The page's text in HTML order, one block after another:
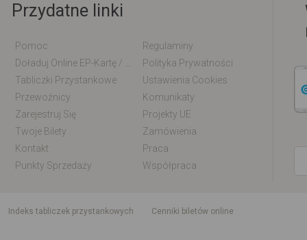
Przydatne linki
Pomoc
Regulaminy
Polityka Prywatności
Tabliczki Przystankowe
Ustawienia Cookies
Przewoźnicy
Komunikaty
Zarejestruj Się
Projekty UE
Twoje Bilety
Zamówienia
Kontakt
Praca
Punkty Sprzedaży
Współpraca
indeks tabliczek przystankowych
Cenniki biletów online